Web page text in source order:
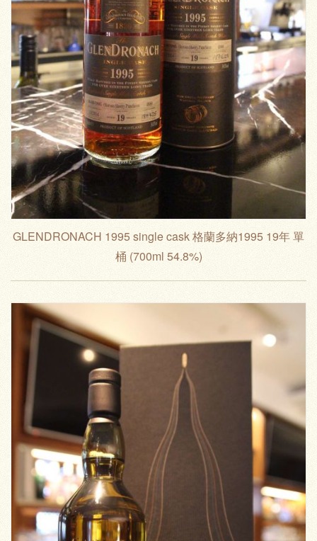
GLENDRONACH 1995 single cask 格蘭多納1995 19年 單
桶 (700ml 54.8%)